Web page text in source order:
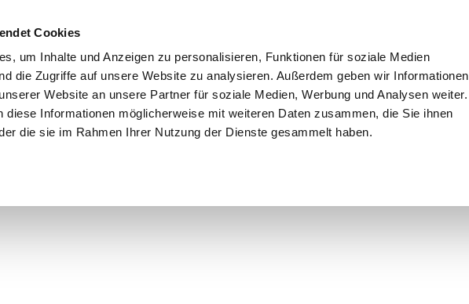
Cookies
um Inhalte und Anzeigen zu personalisieren, Funktionen für soziale Medien
die Zugriffe auf unsere Website zu analysieren. Außerdem geben wir Informationen
Website an unsere Partner für soziale Medien, Werbung und Analysen weiter.
diese Informationen möglicherweise mit weiteren Daten zusammen, die Sie ihnen
die sie im Rahmen Ihrer Nutzung der Dienste gesammelt haben.